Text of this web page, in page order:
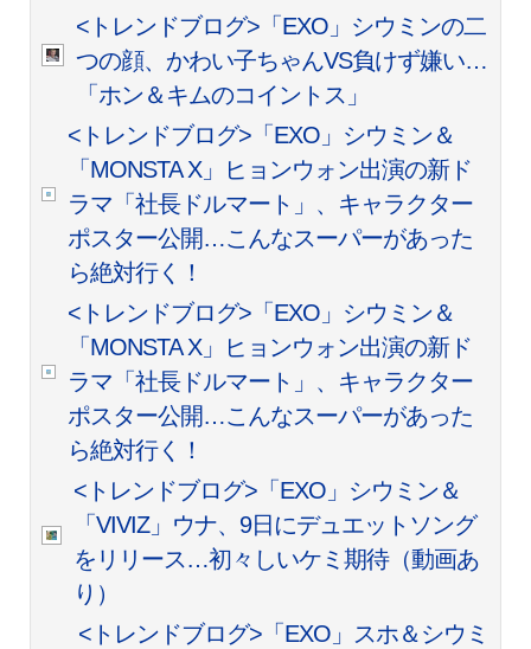
<トレンドブログ>「EXO」シウミンの二
つの顔、かわい子ちゃんVS負けず嫌い…
「ホン＆キムのコイントス」
<トレンドブログ>「EXO」シウミン＆
「MONSTA X」ヒョンウォン出演の新ド
ラマ「社長ドルマート」、キャラクター
ポスター公開…こんなスーパーがあった
ら絶対行く！
<トレンドブログ>「EXO」シウミン＆
「MONSTA X」ヒョンウォン出演の新ド
ラマ「社長ドルマート」、キャラクター
ポスター公開…こんなスーパーがあった
ら絶対行く！
<トレンドブログ>「EXO」シウミン＆
「VIVIZ」ウナ、9日にデュエットソング
をリリース…初々しいケミ期待（動画あ
り）
<トレンドブログ>「EXO」スホ＆シウミ